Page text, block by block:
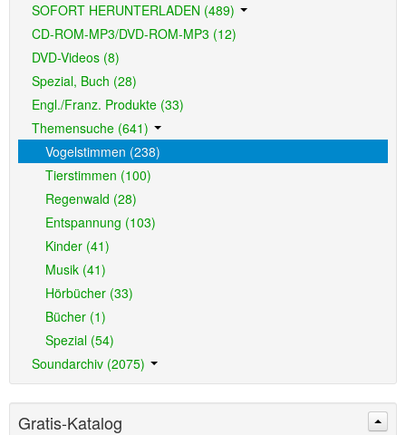
SOFORT HERUNTERLADEN (489)
CD-ROM-MP3/DVD-ROM-MP3 (12)
DVD-Videos (8)
Spezial, Buch (28)
Engl./Franz. Produkte (33)
Themensuche (641)
Vogelstimmen (238)
Tierstimmen (100)
Regenwald (28)
Entspannung (103)
Kinder (41)
Musik (41)
Hörbücher (33)
Bücher (1)
Spezial (54)
Soundarchiv (2075)
Gratis-Katalog